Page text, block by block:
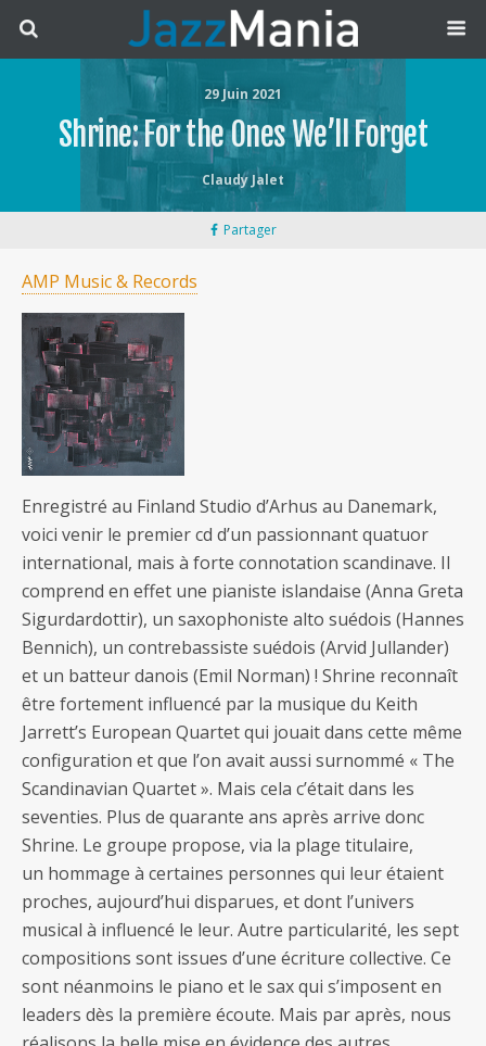
29 Juin 2021
Shrine: For the Ones We’ll Forget
Claudy Jalet
Partager
AMP Music & Records
Enregistré au Finland Studio d’Arhus au Danemark,
voici venir le premier cd d’un passionnant quatuor
international, mais à forte connotation scandinave. Il
comprend en effet une pianiste islandaise (Anna Greta
Sigurdardottir), un saxophoniste alto suédois (Hannes
Bennich), un contrebassiste suédois (Arvid Jullander)
et un batteur danois (Emil Norman) ! Shrine reconnaît
être fortement influencé par la musique du Keith
Jarrett’s European Quartet qui jouait dans cette même
configuration et que l’on avait aussi surnommé « The
Scandinavian Quartet ». Mais cela c’était dans les
seventies. Plus de quarante ans après arrive donc
Shrine. Le groupe propose, via la plage titulaire,
un hommage à certaines personnes qui leur étaient
proches, aujourd’hui disparues, et dont l’univers
musical à influencé le leur. Autre particularité, les sept
compositions sont issues d’une écriture collective. Ce
sont néanmoins le piano et le sax qui s’imposent en
leaders dès la première écoute. Mais par après, nous